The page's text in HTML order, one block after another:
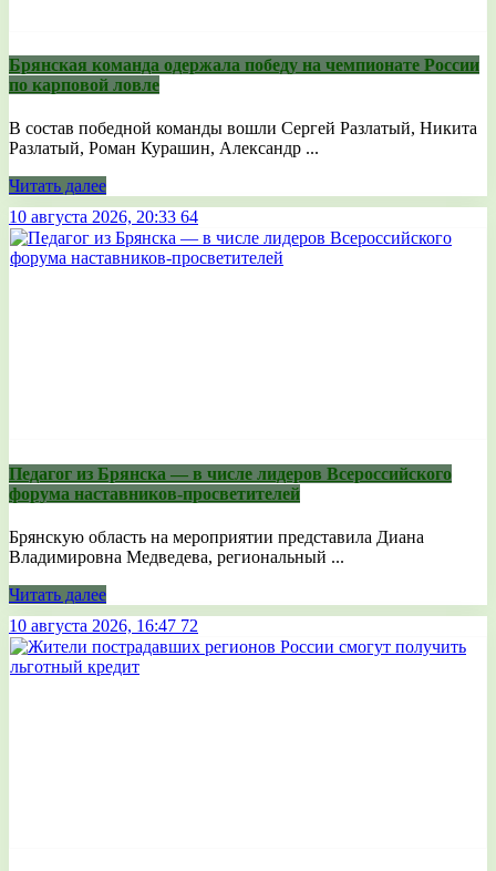
Брянская команда одержала победу на чемпионате России
по карповой ловле
В состав победной команды вошли Сергей Разлатый, Никита
Разлатый, Роман Курашин, Александр ...
Читать далее
10 августа 2026, 20:33 64
Педагог из Брянска — в числе лидеров Всероссийского
форума наставников-просветителей
Брянскую область на мероприятии представила Диана
Владимировна Медведева, региональный ...
Читать далее
10 августа 2026, 16:47 72